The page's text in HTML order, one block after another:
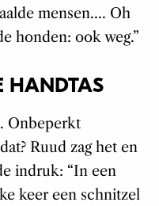
mensen…. Oh
honden: ook weg.”
HANDTAS
Onbeperkt
Ruud zag het en
indruk: “In een
keer een schnitzel